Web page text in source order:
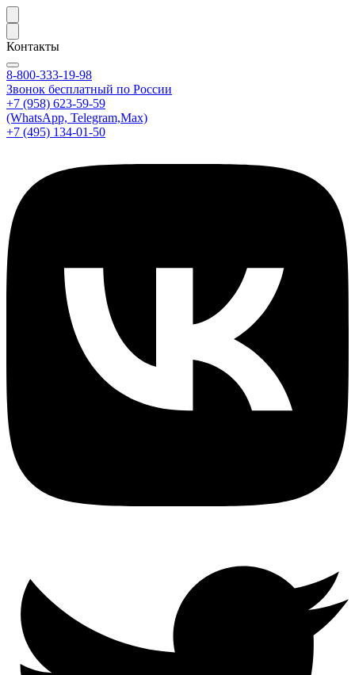
Контакты
8-800-333-19-98
Звонок бесплатный по России
+7 (958) 623-59-59
(WhatsApp, Telegram,Max)
+7 (495) 134-01-50